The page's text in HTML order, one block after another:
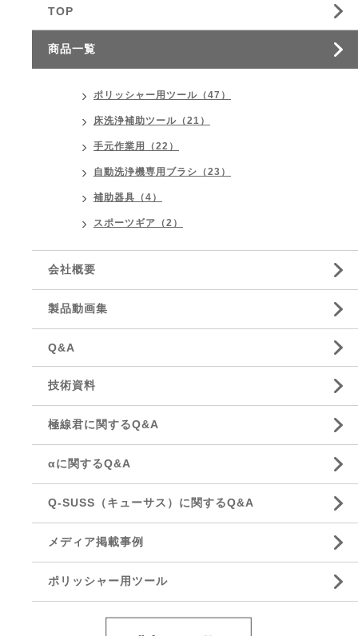
TOP
商品一覧
ポリッシャー用ツール（47）
床洗浄補助ツール（21）
手元作業用（22）
自動洗浄機専用ブラシ（23）
補助器具（4）
スポーツギア（2）
会社概要
製品動画集
Q&A
技術資料
極線君に関するQ&A
αに関するQ&A
Q-SUSS（キューサス）に関するQ&A
メディア掲載事例
ポリッシャー用ツール